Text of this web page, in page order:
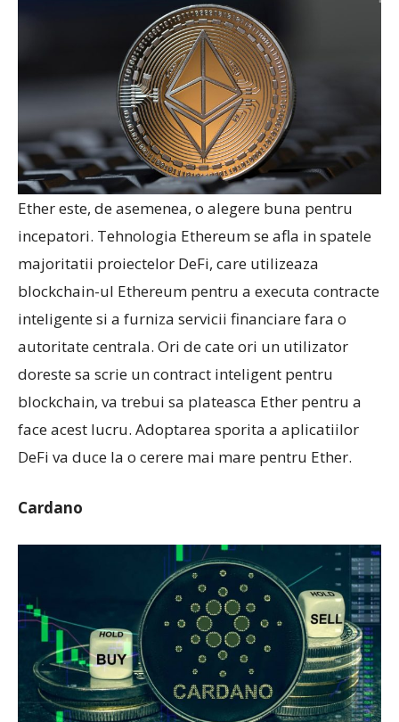
Ether este, de asemenea, o alegere buna pentru
incepatori. Tehnologia Ethereum se afla in spatele
majoritatii proiectelor DeFi, care utilizeaza
blockchain-ul Ethereum pentru a executa contracte
inteligente si a furniza servicii financiare fara o
autoritate centrala. Ori de cate ori un utilizator
doreste sa scrie un contract inteligent pentru
blockchain, va trebui sa plateasca Ether pentru a
face acest lucru. Adoptarea sporita a aplicatiilor
DeFi va duce la o cerere mai mare pentru Ether.
Cardano